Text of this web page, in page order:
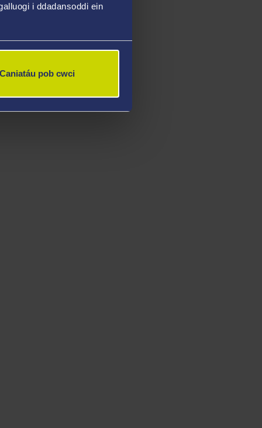
i ddadansoddi ein
Caniatáu pob cwci